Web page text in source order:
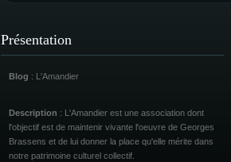
Présentation
Blog : L'Amandier
Description : L'Amandier est une association dont
l'objectif est de maintenir vivante l'oeuvre de Georges
Brassens et de lui donner la place qu'elle mérite dans
notre patrimoine culturel collectif.